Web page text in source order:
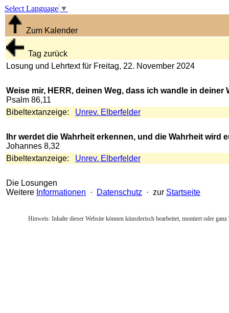
Select Language ▼
Zum Kalender
Tag zurück
Losung und Lehrtext für Freitag, 22. November 2024
Weise mir, HERR, deinen Weg, dass ich wandle in deiner
Psalm 86,11
Bibeltextanzeige: Unrev. Elberfelder
Ihr werdet die Wahrheit erkennen, und die Wahrheit wird
Johannes 8,32
Bibeltextanzeige: Unrev. Elberfelder
Die Losungen
Weitere Informationen · Datenschutz · zur Startseite
Hinweis: Inhalte dieser Website können künstlerisch bearbeitet, montiert oder